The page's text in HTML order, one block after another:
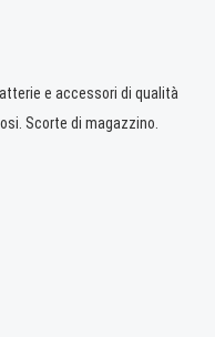
e accessori di qualità
Scorte di magazzino.